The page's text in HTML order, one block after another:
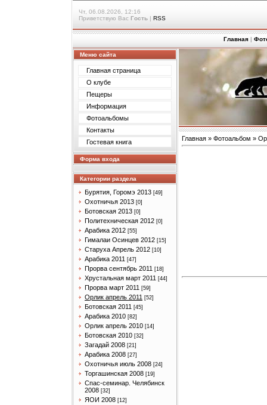
Чт, 06.08.2026, 12:16
Приветствую Вас Гость | RSS
Главная |
Меню сайта
Главная страница
О клубе
Пещеры
Информация
Фотоальбомы
Контакты
Гостевая книга
Форма входа
Категории раздела
Бурятия, Горомэ 2013 [49]
Охотничья 2013 [0]
Ботовская 2013 [0]
Политехническая 2012 [0]
Арабика 2012 [55]
Гималаи Осинцев 2012 [15]
Старуха Апрель 2012 [10]
Арабика 2011 [47]
Прорва сентябрь 2011 [18]
Хрустальная март 2011 [44]
Прорва март 2011 [59]
Орлик апрель 2011 [52]
Ботовская 2011 [45]
Арабика 2010 [82]
Орлик апрель 2010 [14]
Ботовская 2010 [32]
Загадай 2008 [21]
Арабика 2008 [27]
Охотничья июль 2008 [24]
Торгашинская 2008 [19]
Спас-семинар. Челябинск
2008 [32]
ЯОИ 2008 [12]
Главная » Фотоальбом »